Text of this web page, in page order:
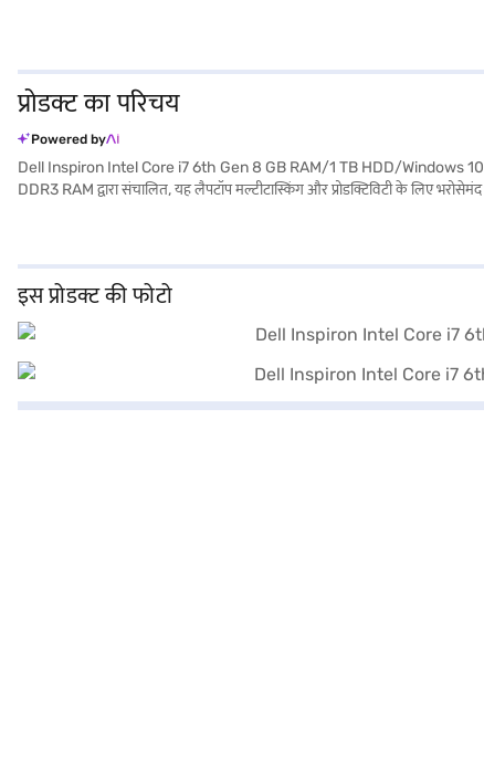
प्रोडक्ट का परिचय
Powered by
Dell Inspiron Intel Core i7 6th Gen 8 GB RAM/1 TB HDD/Windows 10
DDR3 RAM द्वारा संचालित, यह लैपटॉप मल्टीटास्किंग और प्रोडक्टिविटी के लिए
प्रोफेशनल के लिए आदर्श है जो परफॉर्मेंस और पोर्टेबिलिटी का संतुलन चाहते हैं.
इस प्रोडक्ट की फोटो